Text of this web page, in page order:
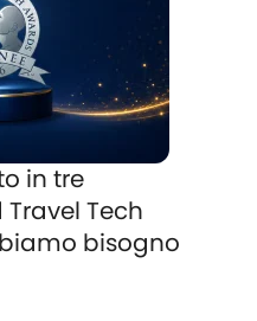
in tre
Tech
bisogno